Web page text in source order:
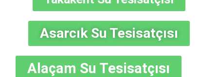
Asarcık Su Tesisatçısı
Alaçam Su Tesisatçısı